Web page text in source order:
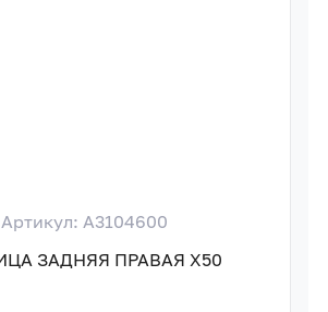
Артикул: A3104600
ЗАДНЯЯ ПРАВАЯ X50